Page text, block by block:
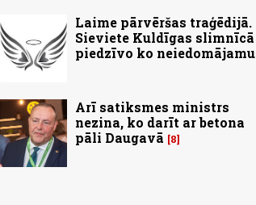
Laime pārvēršas traģēdijā.
Sieviete Kuldīgas slimnīcā
piedzīvo ko neiedomājamu
Arī satiksmes ministrs
nezina, ko darīt ar betona
pāli Daugavā
8